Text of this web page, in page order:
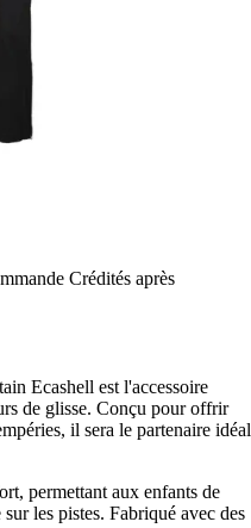
Crédités après
Ecashell est l'accessoire
de glisse. Conçu pour offrir
il sera le partenaire idéal
permettant aux enfants de
les pistes. Fabriqué avec des